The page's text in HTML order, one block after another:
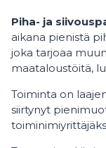
Piha- ja
aikana pienistä
joka tarjoaa
maataloustöitä,
Toiminta on
siirtynyt